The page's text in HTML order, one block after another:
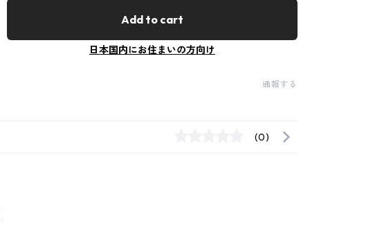
Add to cart
日本国内にお住まいの方向け
通報する
(0)